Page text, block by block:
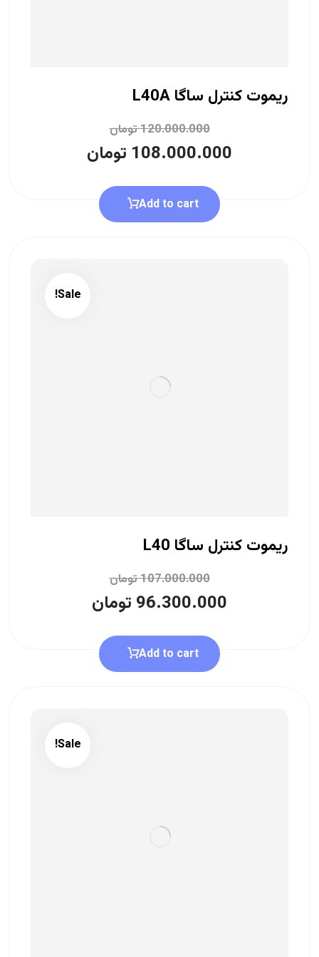
ریموت کنترل ساگا L40A
120.000.000تومان
108.000.000 تومان
Add to cart
Sale!
ریموت کنترل ساگا L40
107.000.000تومان
96.300.000 تومان
Add to cart
Sale!